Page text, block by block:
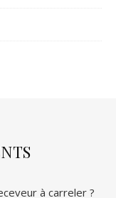
à carreler ?